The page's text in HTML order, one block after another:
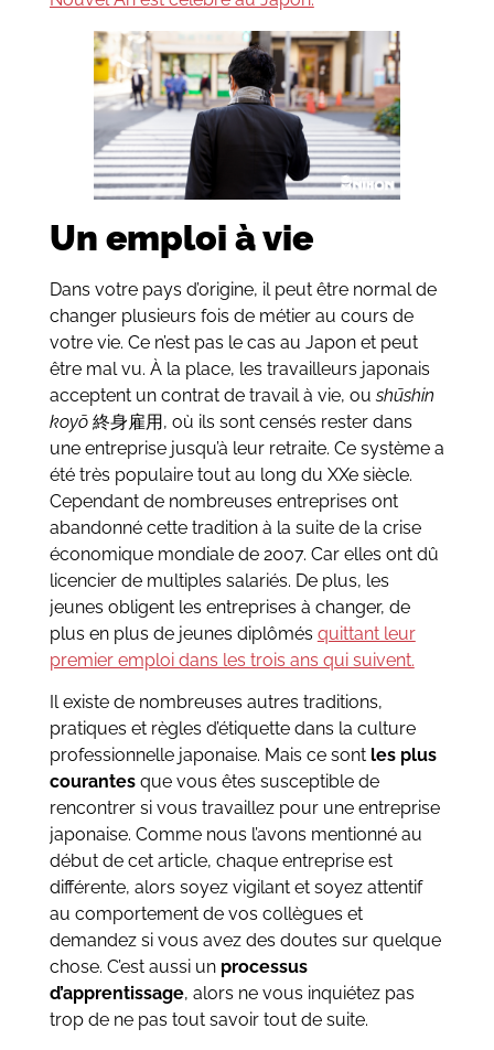
Un emploi à vie
Dans votre pays d’origine, il peut être normal de
changer plusieurs fois de métier au cours de
votre vie. Ce n’est pas le cas au Japon et peut
être mal vu. À la place, les travailleurs japonais
acceptent un contrat de travail à vie, oushūshin
koyō終身雇用, où ils sont censés rester dans
une entreprise jusqu’à leur retraite. Ce système a
été très populaire tout au long du XXe siècle.
Cependant de nombreuses entreprises ont
abandonné cette tradition à la suite de la crise
économique mondiale de 2007. Car elles ont dû
licencier de multiples salariés. De plus, les
jeunes obligent les entreprises à changer, de
plus en plus de jeunes diplômés quittant leur
premier emploi dans les trois ans qui suivent.
Il existe de nombreuses autres traditions,
pratiques et règles d’étiquette dans la culture
professionnelle japonaise. Mais ce sont les plus
courantesque vous êtes susceptible de
rencontrer si vous travaillez pour une entreprise
japonaise. Comme nous l’avons mentionné au
début de cet article, chaque entreprise est
différente, alors soyez vigilant et soyez attentif
au comportement de vos collègues et
demandez si vous avez des doutes sur quelque
chose. C’est aussi un processus
d’apprentissage, alors ne vous inquiétez pas
trop de ne pas tout savoir tout de suite.